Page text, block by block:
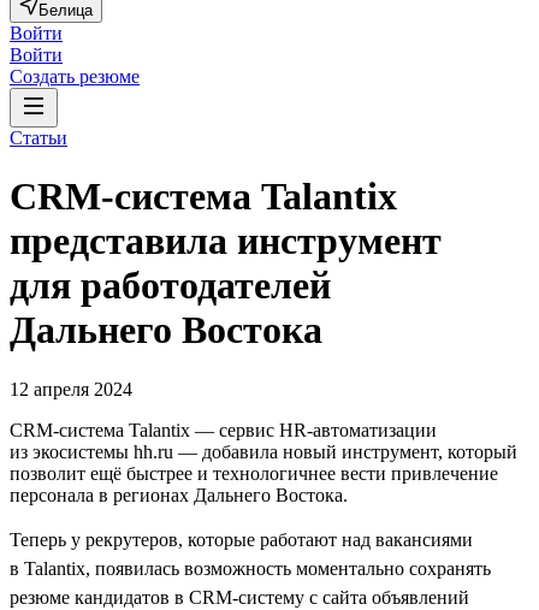
Белица
Войти
Войти
Создать резюме
Статьи
CRM-система Talantix
представила инструмент
для работодателей
Дальнего Востока
12 апреля 2024
CRM-система Talantiх — сервис HR-автоматизации
из экосистемы hh.ru — добавила новый инструмент, который
позволит ещё быстрее и технологичнее вести привлечение
персонала в регионах Дальнего Востока.
Теперь у рекрутеров, которые работают над вакансиями
в Talantix, появилась возможность моментально сохранять
резюме кандидатов в CRM-систему с сайта объявлений